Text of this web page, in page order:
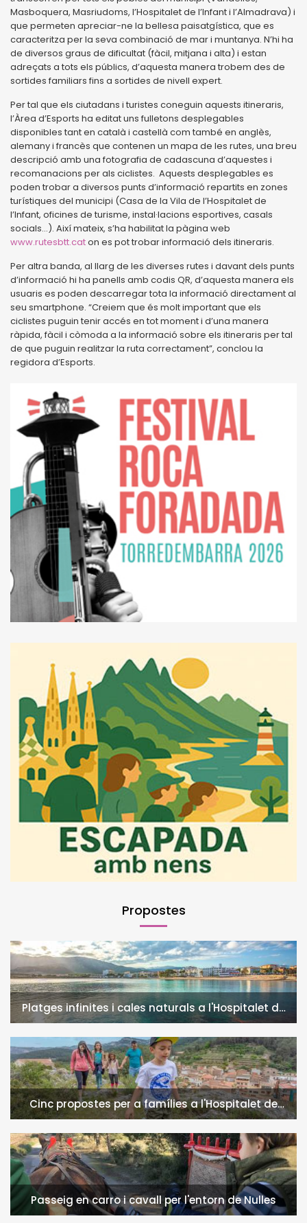
Masboquera, Masriudoms, l’Hospitalet de l’Infant i l’Almadrava) i
que permeten apreciar-ne la bellesa paisatgística, que es
caracteritza per la seva combinació de mar i muntanya. N’hi ha
de diversos graus de dificultat (fàcil, mitjana i alta) i estan
adreçats a tots els públics, d’aquesta manera trobem des de
sortides familiars fins a sortides de nivell expert.
Per tal que els ciutadans i turistes coneguin aquests itineraris,
l’Àrea d’Esports ha editat uns fulletons desplegables
disponibles tant en català i castellà com també en anglès,
alemany i francès que contenen un mapa de les rutes, una breu
descripció amb una fotografia de cadascuna d’aquestes i
recomanacions per als ciclistes. Aquests desplegables es
poden trobar a diversos punts d’informació repartits en zones
turístiques del municipi (Casa de la Vila de l’Hospitalet de
l’Infant, oficines de turisme, instal·lacions esportives, casals
socials...). Així mateix, s’ha habilitat la pàgina web
www.rutesbtt.caton es pot trobar informació dels itineraris.
Per altra banda, al llarg de les diverses rutes i davant dels punts
d’informació hi ha panells amb codis QR, d’aquesta manera els
usuaris es poden descarregar tota la informació directament al
seu smartphone. “Creiem que és molt important que els
ciclistes puguin tenir accés en tot moment i d’una manera
ràpida, fàcil i còmoda a la informació sobre els itineraris per tal
de que puguin realitzar la ruta correctament”, conclou la
regidora d’Esports.
Propostes
Platges infinites i cales naturals a l'Hospitalet de
l'Infant i la Vall de Llors
Cinc propostes per a famílies a l'Hospitalet de
l'Infant i la Vall de Llors
Passeig en carro i cavall per l'entorn de Nulles